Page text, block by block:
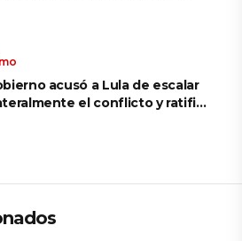
acusó a Lula de escalar
el conflicto y ratificó